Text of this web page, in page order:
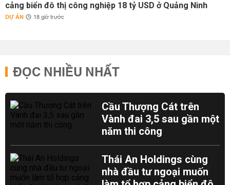
cảng biển đô thị công nghiệp 18 tỷ USD ở Quảng Ninh
DỰ ÁN 18 giờ trước
ĐỌC NHIỀU NHẤT
Cầu Thượng Cát trên
Vành đai 3,5 sau gần một
năm thi công
Thái An Holdings cùng
nhà đầu tư ngoại muốn